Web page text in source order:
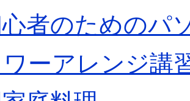
者のためのパ
ーアレンジ講